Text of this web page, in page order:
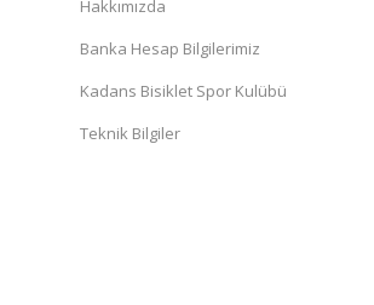
Hakkımızda
Banka Hesap Bilgilerimiz
Kadans Bisiklet Spor Kulübü
Teknik Bilgiler